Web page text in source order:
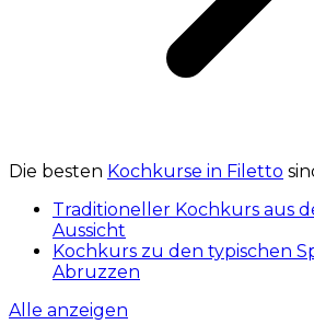
Die besten Kochkurse in Filetto
Traditioneller Kochkurs aus
Aussicht
Kochkurs zu den typischen
Abruzzen
Alle anzeigen